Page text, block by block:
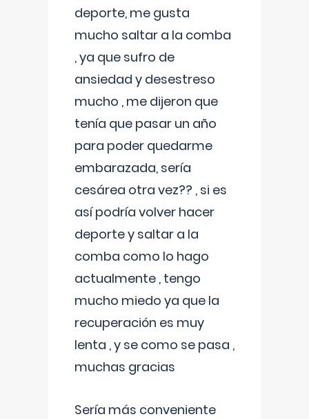
deporte, me gusta
mucho saltar a la comba
, ya que sufro de
ansiedad y desestreso
mucho , me dijeron que
tenía que pasar un año
para poder quedarme
embarazada, sería
cesárea otra vez?? , si es
así podría volver hacer
deporte y saltar a la
comba como lo hago
actualmente , tengo
mucho miedo ya que la
recuperación es muy
lenta , y se como se pasa ,
muchas gracias
Sería más conveniente